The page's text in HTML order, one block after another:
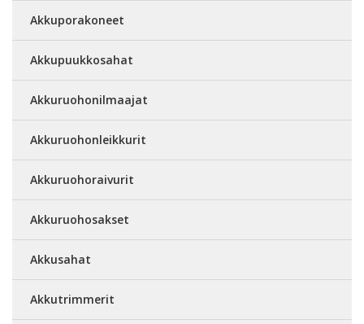
Akkuporakoneet
Akkupuukkosahat
Akkuruohonilmaajat
Akkuruohonleikkurit
Akkuruohoraivurit
Akkuruohosakset
Akkusahat
Akkutrimmerit